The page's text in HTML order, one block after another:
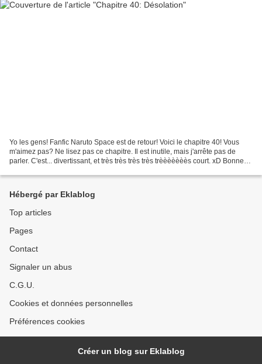
Yo les gens! Fanfic Naruto Space est de retour! Voici le chapitre 40! Vous
m'aimez pas? Ne lisez pas ce chapitre. Il est inutile, mais j'arrête pas de
parler. C'est... divertissant, et très très très très trèèèèèèès court. xD Bonne
Hébergé par Eklablog
Top articles
Pages
Contact
Signaler un abus
C.G.U.
Cookies et données personnelles
Préférences cookies
Créer un blog sur Eklablog